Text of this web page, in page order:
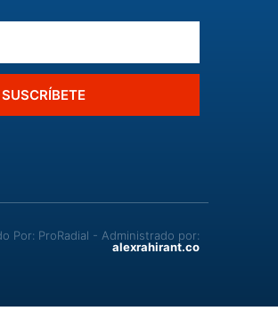
SUSCRÍBETE
Por: ProRadial - Administrado por:
alexrahirant.co